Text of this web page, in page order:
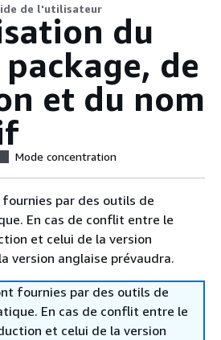
de l'utilisateur
du
de
et du nom
Mode concentration
par des outils de
En cas de conflit entre le
et celui de la version
version anglaise prévaudra.
fournies par des outils de
En cas de conflit entre le
et celui de la version